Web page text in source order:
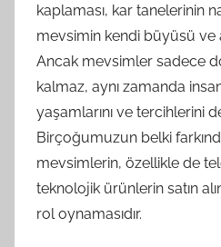
kaplaması, kar tanelerinin
mevsimin kendi büyüsü ve
Ancak mevsimler sadece
kalmaz, aynı zamanda
yaşamlarını ve tercihlerini
Birçoğumuzun belki
mevsimlerin, özellikle de
teknolojik ürünlerin satın
rol oynamasıdır.